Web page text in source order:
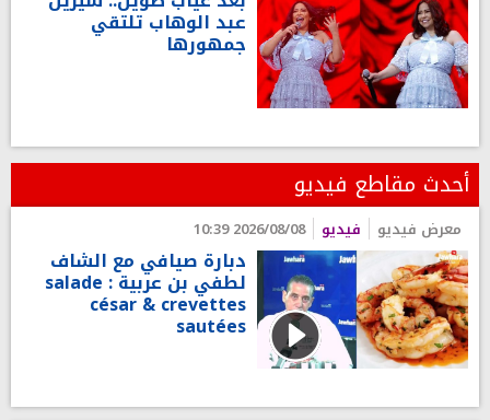
عبد الوهاب تلتقي
جمهورها
أحدث مقاطع فيديو
معرض فيديو فيديو 2026/08/08 10:39
دبارة صيافي مع الشاف
لطفي بن عربية : salade
césar & crevettes
sautées